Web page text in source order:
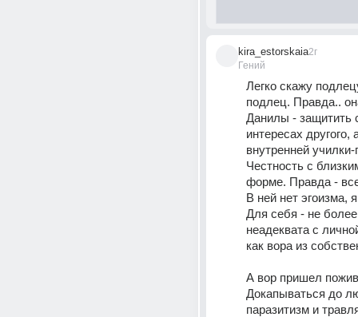
kira_estorskaia
Гений
2г
Легко скажу
подлец. Правда..
Данилы - защитить
интересах другого,
внутренней
Честность с
форме. Правда -
В ней нет эгоизма,
Для себя - не
неадеквата с
как вора из
А вор пришел
Докапываться до
паразитизм и